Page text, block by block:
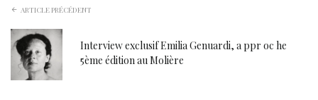
ARTICLE PRÉCÉDENT
Interview exclusif Emilia Genuardi, a ppr oc he
5ème édition au Molière